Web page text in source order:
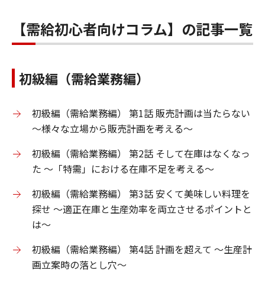
【需給初心者向けコラム】の記事一覧
初級編（需給業務編）
初級編（需給業務編） 第1話 販売計画は当たらない
～様々な立場から販売計画を考える～
初級編（需給業務編） 第2話 そして在庫はなくなっ
た ～「特需」における在庫不足を考える～
初級編（需給業務編） 第3話 安くて美味しい料理を
探せ ～適正在庫と生産効率を両立させるポイントと
は～
初級編（需給業務編） 第4話 計画を超えて ～生産計
画立案時の落とし穴～